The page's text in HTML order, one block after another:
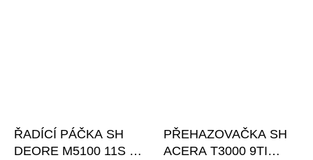
ŘADÍCÍ PÁČKA SH
DEORE M5100 11S S
PŘEHAZOVAČKA SH
ACERA T3000 9TI